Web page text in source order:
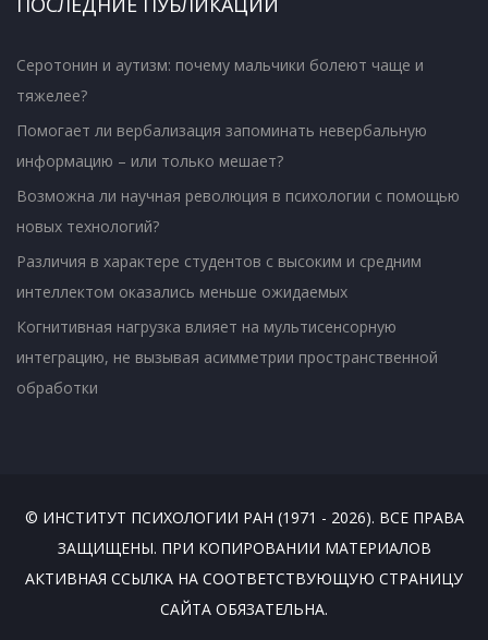
Серотонин и аутизм: почему мальчики болеют чаще и
тяжелее?
Помогает ли вербализация запоминать невербальную
информацию – или только мешает?
Возможна ли научная революция в психологии с помощью
новых технологий?
Различия в характере студентов с высоким и средним
интеллектом оказались меньше ожидаемых
Когнитивная нагрузка влияет на мультисенсорную
интеграцию, не вызывая асимметрии пространственной
обработки
© ИНСТИТУТ ПСИХОЛОГИИ РАН (1971 - 2026). ВСЕ ПРАВА
ЗАЩИЩЕНЫ. ПРИ КОПИРОВАНИИ МАТЕРИАЛОВ
АКТИВНАЯ ССЫЛКА НА СООТВЕТСТВУЮЩУЮ СТРАНИЦУ
САЙТА ОБЯЗАТЕЛЬНА.